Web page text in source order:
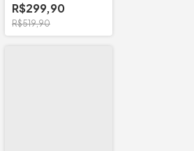
R$299,90
R$519,90